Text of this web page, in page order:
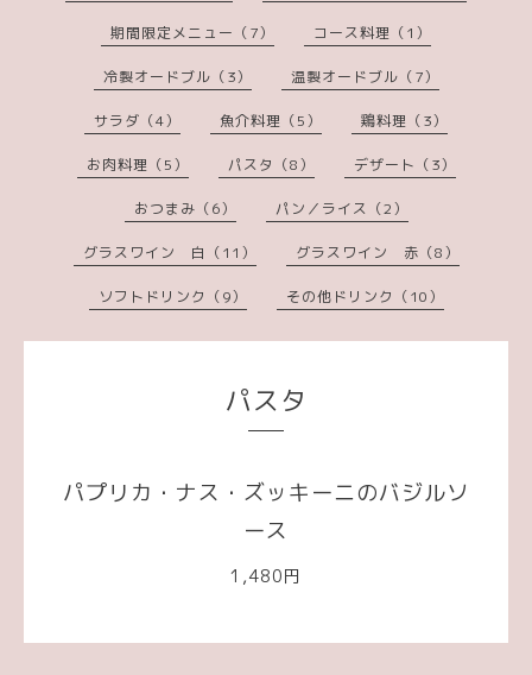
期間限定メニュー（7） コース料理（1）
冷製オードブル（3） 温製オードブル（7）
サラダ（4） 魚介料理（5） 鶏料理（3）
お肉料理（5） パスタ（8） デザート（3）
おつまみ（6） パン／ライス（2）
グラスワイン 白（11） グラスワイン 赤（8）
ソフトドリンク（9） その他ドリンク（10）
パスタ
パプリカ・ナス・ズッキーニのバジルソ
ース
1,480円